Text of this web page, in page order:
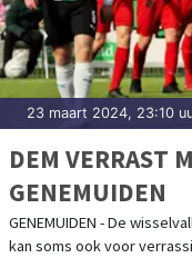
23 maart 2024, 23:10
DEM VERRAST
GENEMUIDEN
GENEMUIDEN - De
kan soms ook voor